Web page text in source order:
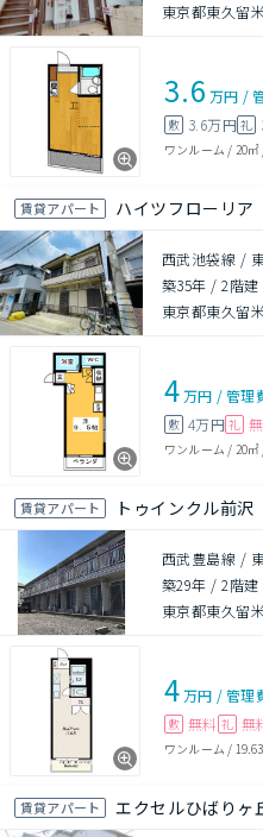
東京都東久留
3.6 万円 /
敷 3.6万円礼
ワンルーム / 20㎡
賃貸アパート ハイツフローリア
西武池袋線 /
築35年 /2階建
東京都東久留
4万円 /管理
敷 4万円 礼
ワンルーム / 20㎡
賃貸アパート トゥインクル前沢
西武豊島線 /
築29年 /2階建
東京都東久留
4万円 /管理
敷 無料 礼 無
ワンルーム /
賃貸アパート エクセルひばりヶ